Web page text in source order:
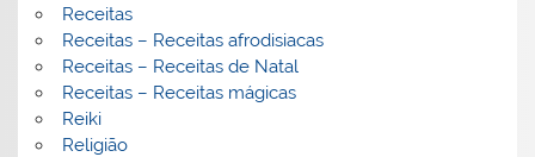
Receitas
Receitas – Receitas afrodisiacas
Receitas – Receitas de Natal
Receitas – Receitas mágicas
Reiki
Religião